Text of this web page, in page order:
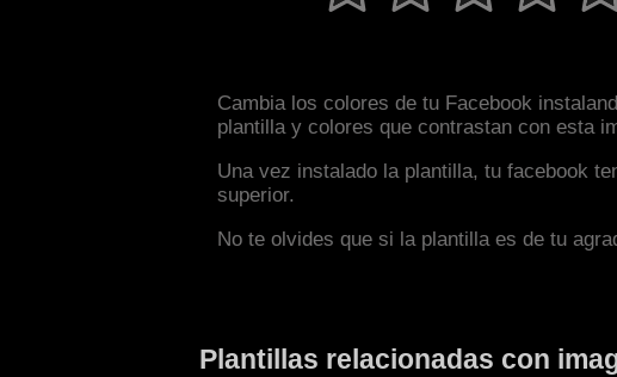
Cambia los colores de tu Facebook
plantilla y colores que contrastan con esta
Una vez instalado la plantilla, tu facebook
superior.
No te olvides que si la plantilla es de tu
Plantillas relacionadas con